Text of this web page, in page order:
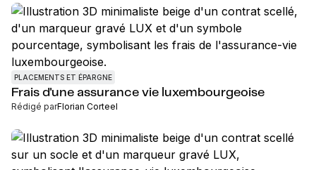
PLACEMENTS ET ÉPARGNE
Frais d'une assurance vie luxembourgeoise
Rédigé parFlorian Corteel